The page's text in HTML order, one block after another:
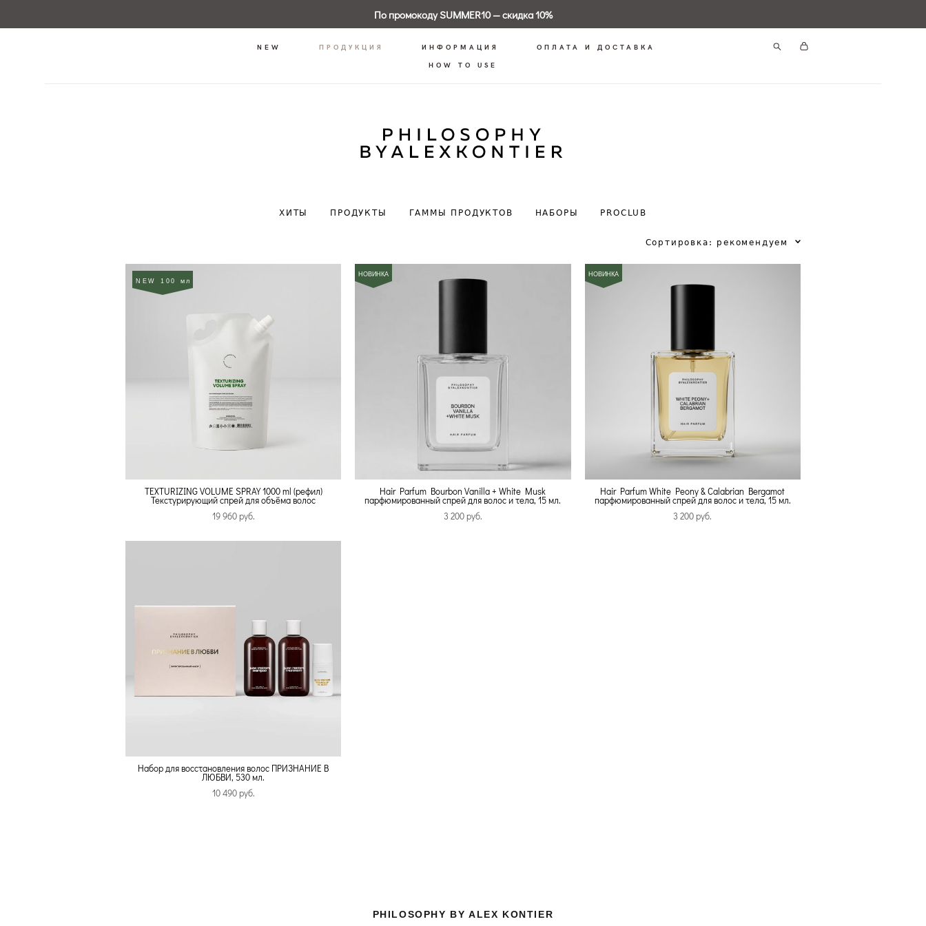
По промокоду SUMMER10 — скидка 10%
NEW ПРОДУКЦИЯ ИНФОРМАЦИЯ
ОПЛАТА И ДОСТАВКА
HOW TO USE
ХИТЫ ПРОДУКТЫ ГАММЫ ПРОДУКТОВ НАБОРЫ PROCLUB
Сортировка: рекомендуем
NEW 100 мл
TEXTURIZING VOLUME SPRAY 1000 ml (рефил)
Текстурирующий спрей для объёма волос
19 960 pуб.
НОВИНКА
Hair Parfum Bourbon Vanilla + White Musk
парфюмированный спрей для волос и тела, 15 мл.
3 200 pуб.
НОВИНКА
Hair Parfum White Peony & Calabrian Bergamot
парфюмированный спрей для волос и тела, 15 мл.
3 200 pуб.
Набор для восстановления волос ПРИЗНАНИЕ В
ЛЮБВИ, 530 мл.
10 490 pуб.
PHILOSOPHY BY ALEX KONTIER